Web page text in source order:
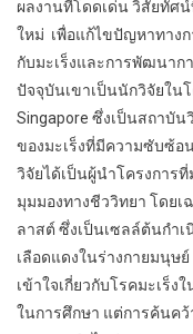
ผลงานที่โดดเด่น วิสัยทัศ
ใหม่ เพื่อแก้ไขปัญหาทาง
กับมะเร็งและการพัฒนา
ปัจจุบันเขาเป็นนักวิจัยใน
Singapore ซึ่งเป็นสถาบั
ของมะเร็งที่มีความซับซ้อ
วิจัยได้เป็นผู้นำโครงการ
มุมมองทางชีววิทยา โดยเ
ลาสต์ ซึ่งเป็นเซลล์ต้นกำ
เลือดแดงในร่างกายมนุษ
เข้าใจเกี่ยวกับโรคมะเร็
ในการศึกษา แต่การค้นค